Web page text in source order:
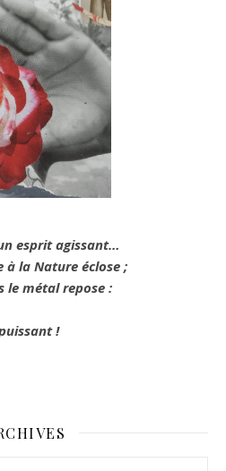
esprit agissant…
à la Nature éclose ;
le métal repose :
!